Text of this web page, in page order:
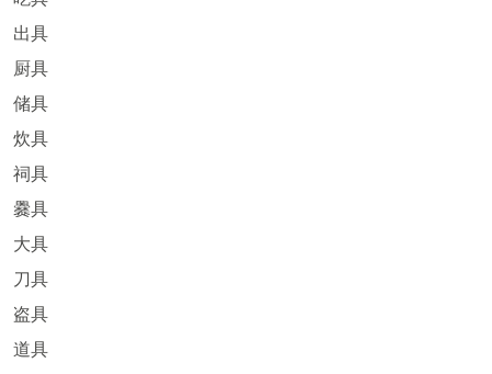
出具
厨具
储具
炊具
祠具
爨具
大具
刀具
盗具
道具